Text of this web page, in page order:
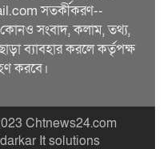
সতর্কীকরণ--
সংবাদ, কলাম, তথ্য,
ব্যাবহার করলে কর্তৃপক্ষ
করবে।
Chtnews24.com
It solutions